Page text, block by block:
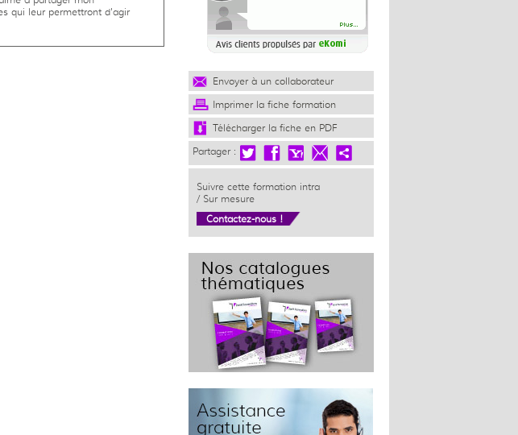
qui leur permettront d'agir
Envoyer à un collaborateur
Imprimer la fiche formation
Télécharger la fiche en PDF
Partager :
Suivre cette formation intra
/ Sur mesure
Contactez-nous !